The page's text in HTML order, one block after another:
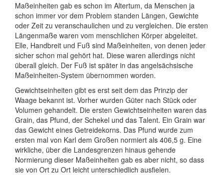
Maßeinheiten gab es schon im Altertum, da Menschen ja
schon immer vor dem Problem standen Längen, Gewichte
oder Zeit zu veranschaulichen und zu vergleichen. Die ersten
Längenmaße waren vom menschlichen Körper abgeleitet.
Elle, Handbreit und Fuß sind Maßeinheiten, von denen jeder
sicher schon mal gehört hat. Diese waren allerdings nicht
überall gleich. Der Fuß ist später in das angelsächsische
Maßeinheiten-System übernommen worden.
Gewichtseinheiten gibt es erst seit dem das Prinzip der
Waage bekannt ist. Vorher wurden Güter nach Stück oder
Volumen gehandelt. Die ersten Gewichtseinheiten waren das
Grain, das Pfund, der Schekel und das Talent. Ein Grain war
das Gewicht eines Getreidekorns. Das Pfund wurde zum
ersten mal von Karl dem Großen normiert als 406,5 g. Eine
wirkliche, über die Landesgrenzen hinaus gehende
Normierung dieser Maßeinheiten gab es aber nicht, so dass
sie von Ort zu Ort leicht unterschiedlich ausfielen.